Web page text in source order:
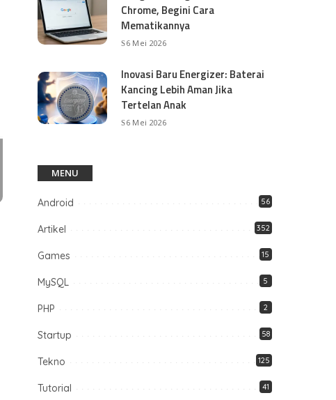
Chrome, Begini Cara
Mematikannya
6 Mei 2026
Inovasi Baru Energizer: Baterai
Kancing Lebih Aman Jika
Tertelan Anak
6 Mei 2026
MENU
Android 56
Artikel 352
Games 15
MySQL 5
PHP 2
Startup 58
Tekno 125
Tutorial 41